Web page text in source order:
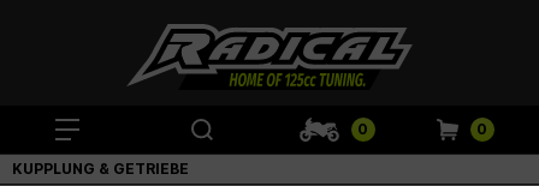
0 0
KUPPLUNG & GETRIEBE